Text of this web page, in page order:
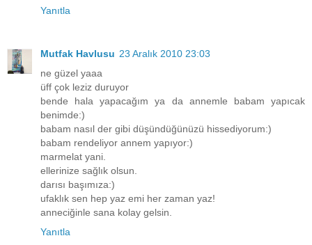
Yanıtla
Mutfak Havlusu 23 Aralık 2010 23:03
ne güzel yaaa
üff çok leziz duruyor
bende hala yapacağım ya da annemle babam yapıcak
benimde:)
babam nasıl der gibi düşündüğünüzü hissediyorum:)
babam rendeliyor annem yapıyor:)
marmelat yani.
ellerinize sağlık olsun.
darısı başımıza:)
ufaklık sen hep yaz emi her zaman yaz!
anneciğinle sana kolay gelsin.
Yanıtla